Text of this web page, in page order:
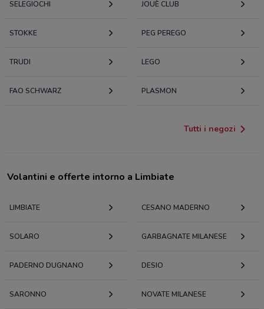
SELEGIOCHI JOUÈ CLUB
STOKKE PEG PEREGO
TRUDI LEGO
FAO SCHWARZ PLASMON
Tutti i negozi
Volantini e offerte intorno a Limbiate
LIMBIATE CESANO MADERNO
SOLARO GARBAGNATE MILANESE
PADERNO DUGNANO DESIO
SARONNO NOVATE MILANESE